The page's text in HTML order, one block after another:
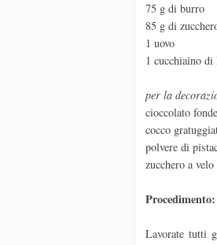
75 g di burro
85 g di
1 uovo
1 cucchiaino
per la
cioccolato
cocco
polvere di
zucchero a velo
Procedimento:
Lavorate tutti